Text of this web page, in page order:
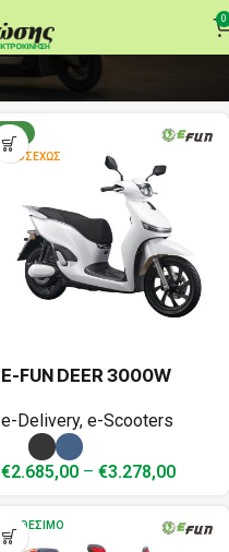
0
ΝΈΟ
ΠΡΟΣΕΧΏΣ
E-FUN DEER 3000W
e-Delivery, e-Scooters
€2.685,00 – €3.278,00
ΔΙΑΘΈΣΙΜΟ